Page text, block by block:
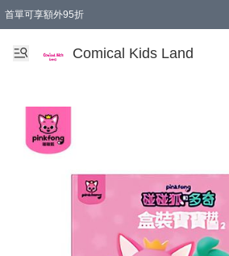
首單可享額外95折
Comical Kids Land